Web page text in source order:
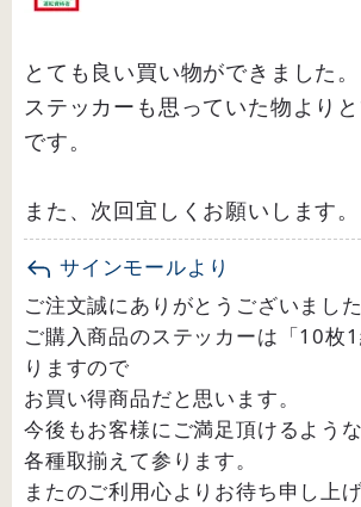
とても良い買い物ができました。
ステッカーも思っていた物より
です。
また、次回宜しくお願いします。
サインモールより
ご注文誠にありがとうございました
ご購入商品のステッカーは「10枚
りますので
お買い得商品だと思います。
今後もお客様にご満足頂けるよう
各種取揃えて参ります。
またのご利用心よりお待ち申し上げ